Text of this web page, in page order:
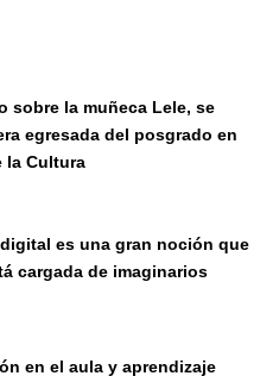
sobre la muñeca Lele, se
egresada del posgrado en
la Cultura
es una gran noción que
cargada de imaginarios
en el aula y aprendizaje